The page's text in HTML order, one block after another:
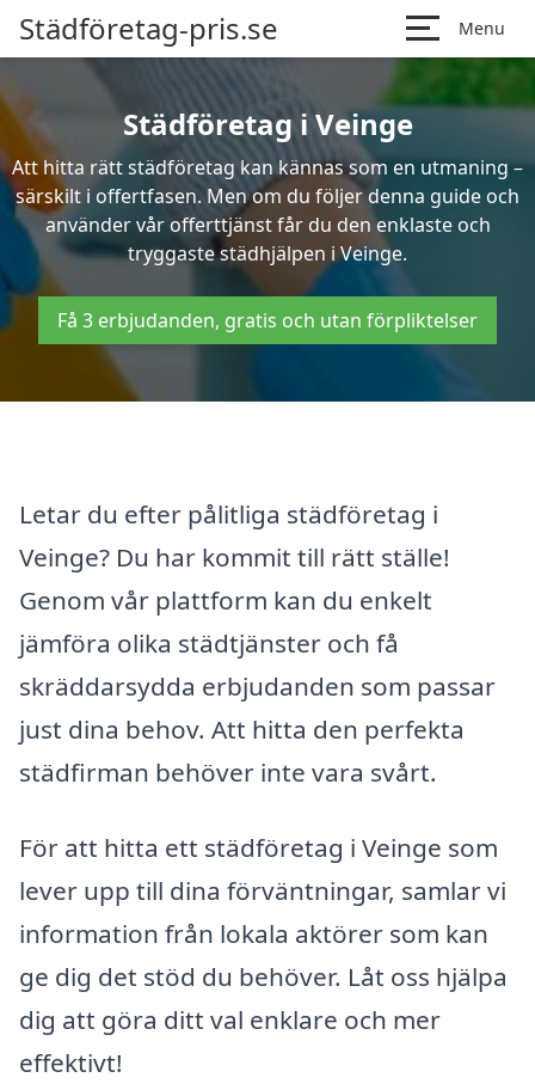
Städföretag-pris.se Menu
Städföretag i Veinge
Att hitta rätt städföretag kan kännas som en utmaning –
särskilt i offertfasen. Men om du följer denna guide och
använder vår offerttjänst får du den enklaste och
tryggaste städhjälpen i Veinge.
Få 3 erbjudanden, gratis och utan förpliktelser
Letar du efter pålitliga städföretag i
Veinge? Du har kommit till rätt ställe!
Genom vår plattform kan du enkelt
jämföra olika städtjänster och få
skräddarsydda erbjudanden som passar
just dina behov. Att hitta den perfekta
städfirman behöver inte vara svårt.
För att hitta ett städföretag i Veinge som
lever upp till dina förväntningar, samlar vi
information från lokala aktörer som kan
ge dig det stöd du behöver. Låt oss hjälpa
dig att göra ditt val enklare och mer
effektivt!